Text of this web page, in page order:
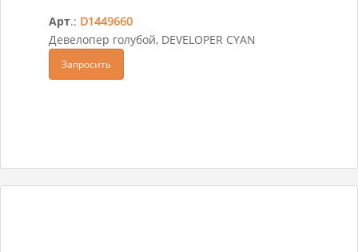
Арт.: D1449660
Девелопер голубой, DEVELOPER CYAN
Запросить